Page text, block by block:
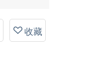
收藏